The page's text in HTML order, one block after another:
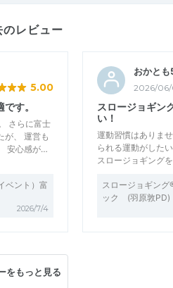
レビュー
5.00
す。
さらに富士
が、 運営も
安心感が…
ベント）富
2026/7/4
おかと
2026/
スロージョギン
い！
運動習慣はありま
られる運動がした
スロージョギング
スロージョギン
ック (羽原敦PD)
をもっと見る